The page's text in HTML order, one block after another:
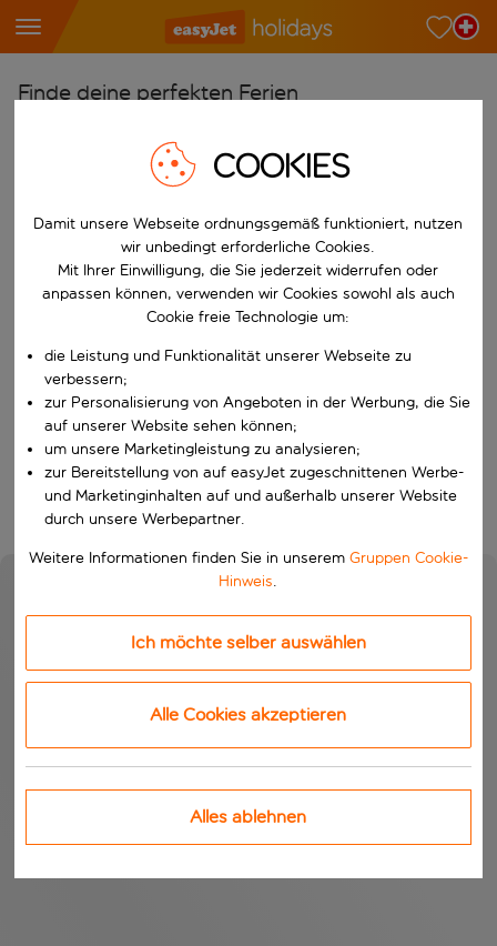
Finde deine perfekten Ferien
Wähle deine Flughäfen
Beginne mit der Eingabe für die automatische
Reiseziele finden
Nach
W&auml;hle ein Ab- und R&uuml;ckflugdatum aus.
Wähle deine Reisedaten
Wann
Wer
Suchen
COOKIES
Damit unsere Webseite ordnungsgemäß funktioniert, nutzen
wir unbedingt erforderliche Cookies.
Mit Ihrer Einwilligung, die Sie jederzeit widerrufen oder
anpassen können, verwenden wir Cookies sowohl als auch
Cookie freie Technologie um:
die Leistung und Funktionalität unserer Webseite zu
verbessern;
zur Personalisierung von Angeboten in der Werbung, die Sie
auf unserer Website sehen können;
um unsere Marketingleistung zu analysieren;
zur Bereitstellung von auf easyJet zugeschnittenen Werbe-
und Marketinginhalten auf und außerhalb unserer Website
durch unsere Werbepartner.
Weitere Informationen finden Sie in unserem Gruppen Cookie-
Hinweis.
Ich möchte selber auswählen
Alle Cookies akzeptieren
Alles ablehnen